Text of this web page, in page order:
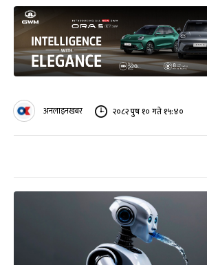
अनलाइनखबर २०८२ पुष १० गते १५:४०